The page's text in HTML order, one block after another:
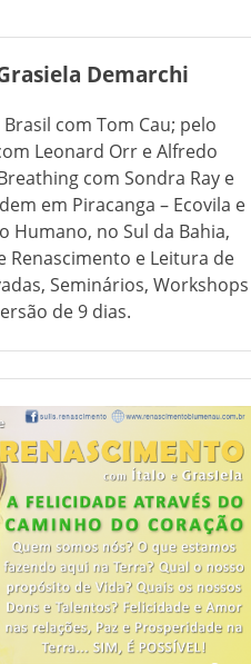
Demarchi
com Tom Cau; pelo
Leonard Orr e Alfredo
com Sondra Ray e
em Piracanga – Ecovila e
Humano, no Sul da Bahia,
Renascimento e Leitura de
Seminários, Workshops
de 9 dias.